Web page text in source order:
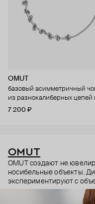
OMUT
базовый асимметричный
из разнокалиберных цепей
стали
7 200 ₽
OMUT
OMUT создают не
носибельные объекты.
экспериментируют с
украшений (цепи – не
результате получаются